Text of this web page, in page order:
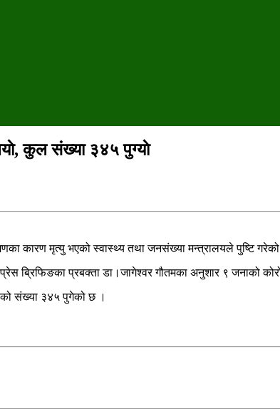
कुल संख्या ३४५ पुग्याे
कारण मृत्यु भएको स्वास्थ्य तथा जनसंख्या मन्त्रालयले पुष्टि
ब्रिफिङका प्रबक्ता डा।जागेश्वर गौतमका अनुशार ९ जनाको
संख्या ३४५ पुगेको छ ।